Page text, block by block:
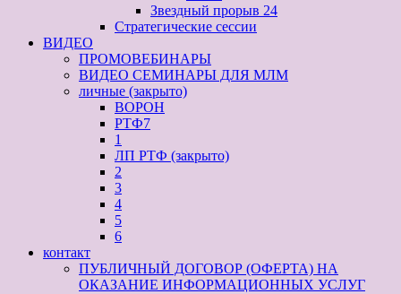
Звездный прорыв 24
Стратегические сессии
ВИДЕО
ПРОМОВЕБИНАРЫ
ВИДЕО СЕМИНАРЫ ДЛЯ МЛМ
личные (закрыто)
ВОРОН
РТФ7
1
ЛП РТФ (закрыто)
2
3
4
5
6
контакт
ПУБЛИЧНЫЙ ДОГОВОР (ОФЕРТА) НА
ОКАЗАНИЕ ИНФОРМАЦИОННЫХ УСЛУГ